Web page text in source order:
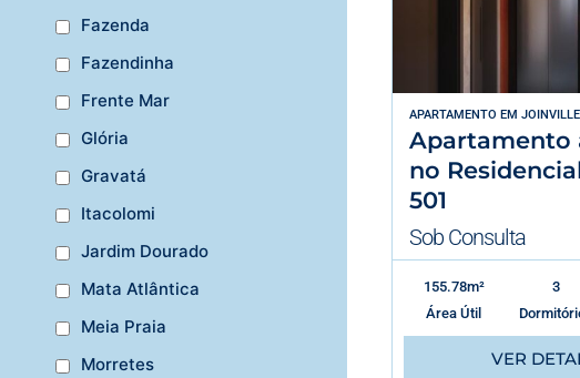
Fazenda
Fazendinha
Frente Mar
Glória
Gravatá
Itacolomi
Jardim Dourado
Mata Atlântica
Meia Praia
Morretes
APARTAMENTO EM JOINVILLE
Apartamento
no
501
Sob Consulta
155.78m²
Área Útil
3
VER